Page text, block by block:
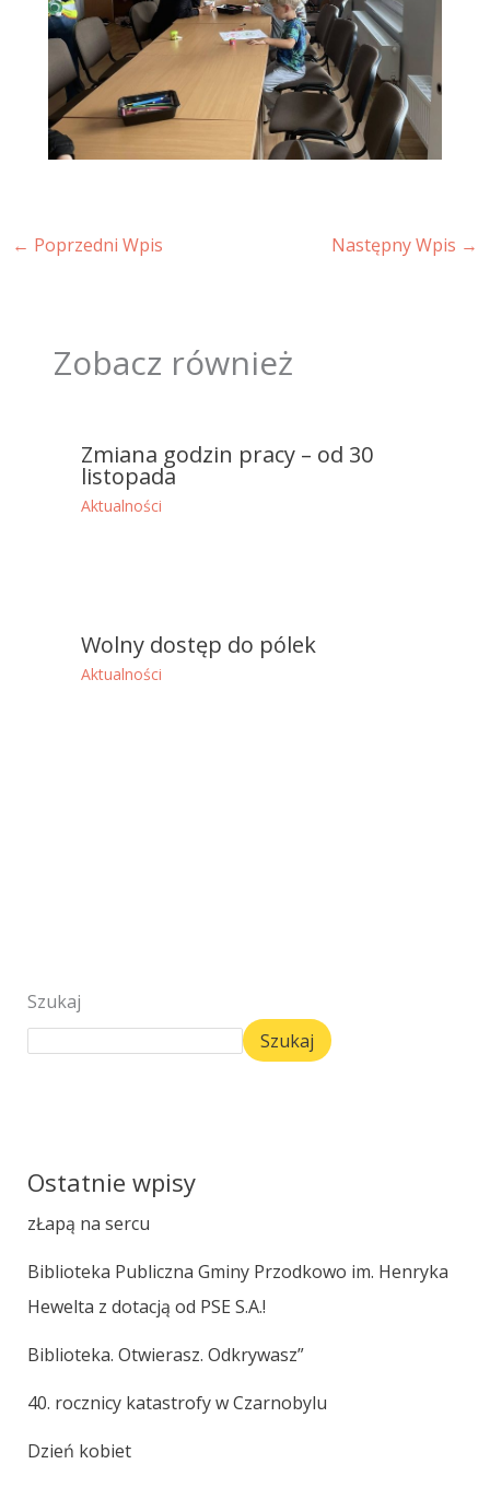
← Poprzedni Wpis Następny Wpis →
Zobacz również
Zmiana godzin pracy – od 30
listopada
Aktualności
Wolny dostęp do pólek
Aktualności
Szukaj
Szukaj
Ostatnie wpisy
zŁapą na sercu
Biblioteka Publiczna Gminy Przodkowo im. Henryka
Hewelta z dotacją od PSE S.A.!
Biblioteka. Otwierasz. Odkrywasz”
40. rocznicy katastrofy w Czarnobylu
Dzień kobiet